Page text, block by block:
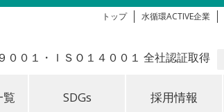
トップ 水循環ACTIVE企業
００１・ＩＳＯ１４００１ 全社認証取得
覧 SDGs 採用情報